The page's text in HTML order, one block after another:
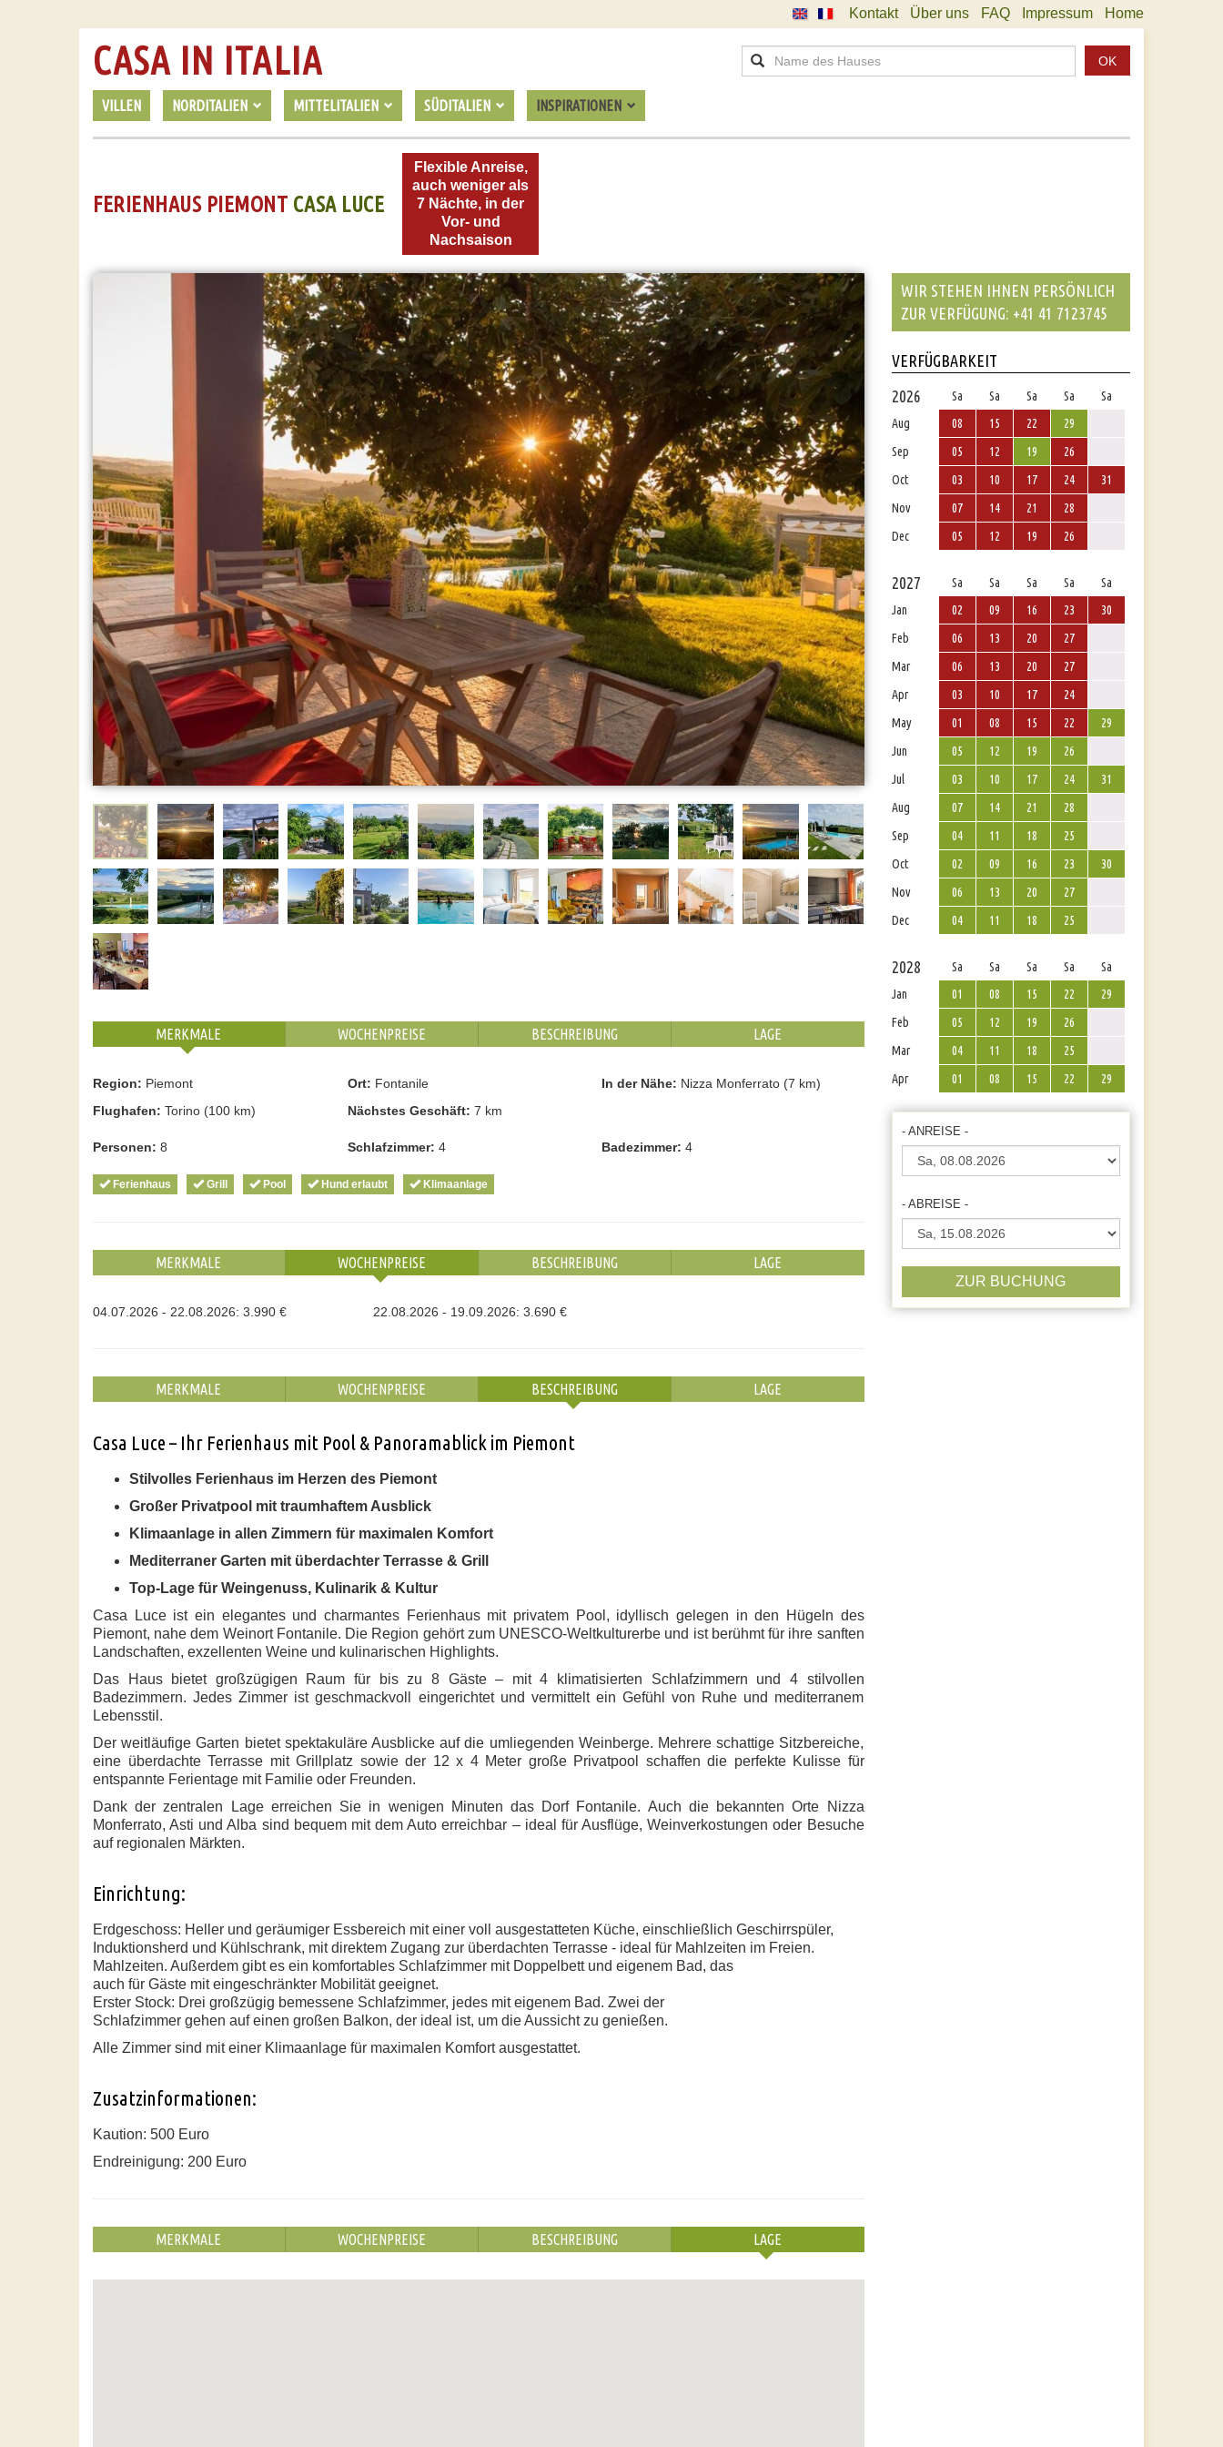
Kontakt Über uns FAQ Impressum Home
VILLEN NORDITALIEN MITTELITALIEN SÜDITALIEN INSPIRATIONEN
CASA IN ITALIA OK
FERIENHAUS PIEMONT CASA LUCE
Flexible Anreise,
auch weniger als
7 Nächte, in der
Vor- und
Nachsaison
MERKMALE WOCHENPREISE BESCHREIBUNG LAGE
Region: Piemont Ort: Fontanile In der Nähe: Nizza Monferrato (7 km)
Flughafen: Torino (100 km) Nächstes Geschäft: 7 km
Personen: 8 Schlafzimmer: 4 Badezimmer: 4
Ferienhaus Grill Pool Hund erlaubt Klimaanlage
MERKMALE WOCHENPREISE BESCHREIBUNG LAGE
04.07.2026 - 22.08.2026: 3.990 € 22.08.2026 - 19.09.2026: 3.690 €
MERKMALE WOCHENPREISE BESCHREIBUNG LAGE
Casa Luce – Ihr Ferienhaus mit Pool & Panoramablick im Piemont
Stilvolles Ferienhaus im Herzen des Piemont
Großer Privatpool mit traumhaftem Ausblick
Klimaanlage in allen Zimmern für maximalen Komfort
Mediterraner Garten mit überdachter Terrasse & Grill
Top-Lage für Weingenuss, Kulinarik & Kultur
Casa Luceist ein elegantes und charmantes Ferienhaus mit privatem Pool, idyllisch gelegen in den Hügeln des
Piemont, nahe dem Weinort Fontanile. Die Region gehört zum UNESCO-Weltkulturerbe und ist berühmt für ihre sanften
Landschaften, exzellenten Weine und kulinarischen Highlights.
Das Haus bietet großzügigen Raum für
bis zu 8 Gäste– mit4 klimatisierten Schlafzimmern und 4 stilvollen
Badezimmern. Jedes Zimmer ist geschmackvoll eingerichtet und vermittelt ein Gefühl von Ruhe und mediterranem
Lebensstil.
Der weitläufige Garten bietet spektakuläre Ausblicke auf die umliegenden Weinberge. Mehrere schattige Sitzbereiche,
eine überdachte Terrasse mit Grillplatz sowie der 12 x 4 Meter große Privatpool
schaffen die perfekte Kulisse für
entspannte Ferientage mit Familie oder Freunden.
Dank der zentralen Lage erreichen Sie in wenigen Minuten das Dorf Fontanile. Auch die bekannten Orte
Nizza
Monferrato,Asti undAlba sind bequem mit dem Auto erreichbar – ideal für Ausflüge, Weinverkostungen oder Besuche
auf regionalen Märkten.
Einrichtung:
Erdgeschoss: Heller und geräumiger Essbereich mit einer voll ausgestatteten Küche, einschließlich Geschirrspüler,
Induktionsherd und Kühlschrank, mit direktem Zugang zur überdachten Terrasse - ideal für Mahlzeiten im Freien.
Mahlzeiten. Außerdem gibt es ein komfortables Schlafzimmer mit Doppelbett und eigenem Bad, das
auch für Gäste mit eingeschränkter Mobilität geeignet.
Erster Stock: Drei großzügig bemessene Schlafzimmer, jedes mit eigenem Bad. Zwei der
Schlafzimmer gehen auf einen großen Balkon, der ideal ist, um die Aussicht zu genießen.
Alle Zimmer sind mit einer Klimaanlage für maximalen Komfort ausgestattet.
Zusatzinformationen:
Kaution: 500 Euro
Endreinigung: 200 Euro
MERKMALE WOCHENPREISE BESCHREIBUNG LAGE
WIR STEHEN IHNEN PERSÖNLICH
ZUR VERFÜGUNG: +41 41 7123745
VERFÜGBARKEIT
2026
Sa Sa Sa Sa
Sa
Aug
08 15 22
29
Sep
05 12 19
26
Oct
03 10 17 24
31
Nov
07 14 21
28
Dec
05 12 19 26
2027 Sa Sa Sa Sa
Sa
Jan
02 09 16 23
30
Feb
06 13 20
27
Mar
06 13 20
27
Apr
03 10 17
24
May
01 08 15 22
29
Jun
05 12 19
26
Jul
03 10 17 24
31
Aug
07 14 21
28
Sep
04 11 18
25
Oct
02 09 16 23
30
Nov
06 13 20
27
Dec
04 11 18 25
2028 Sa Sa Sa Sa
Sa
Jan
01 08 15 22
29
Feb
05 12 19
26
Mar
04 11 18
25
Apr
01 08 15 22 29
- ANREISE -
- ABREISE -
ZUR BUCHUNG